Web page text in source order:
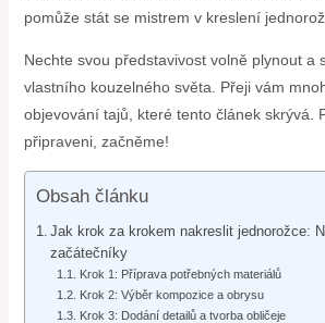
pomůže stát se mistrem v kreslení
Nechte svou představivost volně plynout a
vlastního kouzelného světa. Přeji vám
objevování tajů, které tento článek skrývá.
připraveni, začněme!
Obsah článku
Jak krok za krokem nakreslit jednorožce:
začátečníky
Krok 1: Příprava potřebných materiálů
Krok 2: Výběr kompozice a obrysu
Krok 3: Dodání detailů a tvorba obličeje